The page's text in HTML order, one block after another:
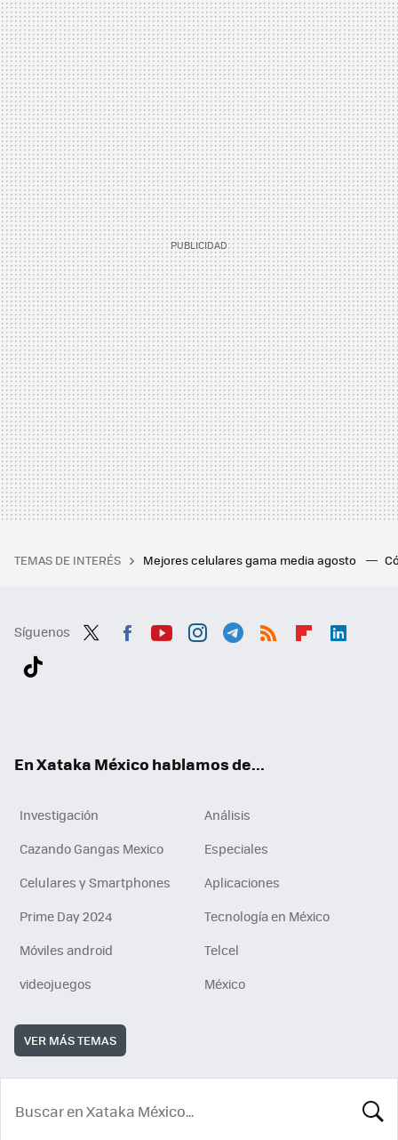
TEMAS DE INTERÉS Mejores celulares gama media agosto
Síguenos
En Xataka México hablamos de...
Investigación
Análisis
Cazando Gangas Mexico
Especiales
Celulares y Smartphones
Aplicaciones
Prime Day 2024
Tecnología en México
Móviles android
Telcel
videojuegos
México
VER MÁS TEMAS